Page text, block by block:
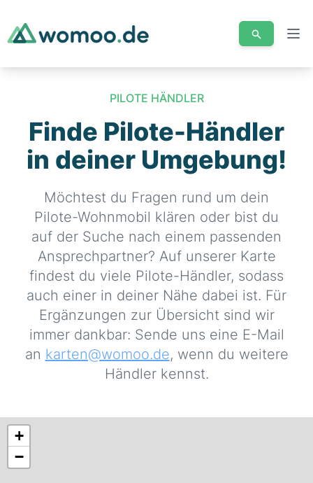
PILOTE HÄNDLER
Finde Pilote-Händler
in deiner Umgebung!
Möchtest du Fragen rund um dein
Pilote-Wohnmobil klären oder bist du
auf der Suche nach einem passenden
Ansprechpartner? Auf unserer Karte
findest du viele Pilote-Händler, sodass
auch einer in deiner Nähe dabei ist. Für
Ergänzungen zur Übersicht sind wir
immer dankbar: Sende uns eine E-Mail
an karten@womoo.de, wenn du weitere
Händler kennst.
+
−